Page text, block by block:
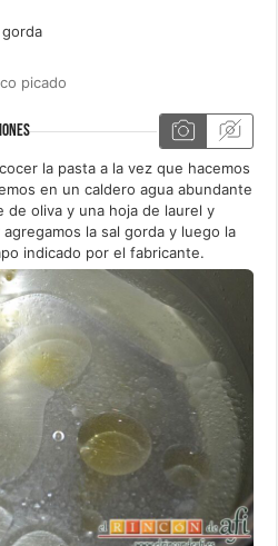
picado
la pasta a la vez que hacemos
en un caldero agua abundante
oliva y una hoja de laurel y
la sal gorda y luego la
indicado por el fabricante.